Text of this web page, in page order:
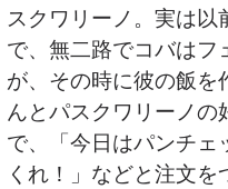
スクワリーノ。実は
で、無二路でコバはフ
が、その時に彼の飯を
んとパスクワリーノの
で、「今日はパンチェ
くれ！」などと注文